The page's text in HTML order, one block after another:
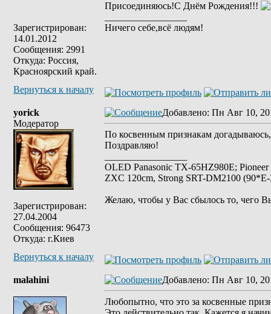
Зарегистрирован:
14.01.2012
Сообщения: 2991
Откуда: Россия,
Красноярский край.
Присоединяюсь!С Днём Рождения!!!
Ничего себе,всё людям!
Вернуться к началу
yorick
Модератор
Зарегистрирован:
27.04.2004
Сообщения: 96473
Откуда: г.Киев
Добавлено: Пн Авг 10,
По косвенным признакам
Поздравляю!
OLED Panasonic TX-65HZ980E;
ZXC 120cm, Strong SRT-DM2100
Желаю, чтобы у Вас сбылось то, чего
Вернуться к началу
malahini Добавлено: Пн Авг 10,
Любопытно, что это за косвенные